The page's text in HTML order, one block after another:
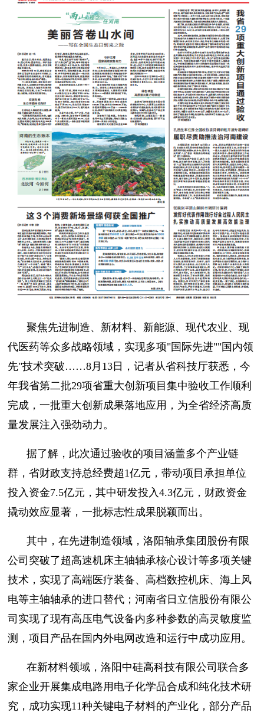
聚焦先进制造、新材料、新能源、现代农业、现
代医药等众多战略领域，实现多项"国际先进""国内领
先"技术突破……8月13日，记者从省科技厅获悉，今
年我省第二批29项省重大创新项目集中验收工作顺利
完成，一批重大创新成果落地应用，为全省经济高质
量发展注入强劲动力。
据了解，此次通过验收的项目涵盖多个产业链
群，省财政支持总经费超1亿元，带动项目承担单位
投入资金7.5亿元，其中研发投入4.3亿元，财政资金
撬动效应显著，一批标志性成果脱颖而出。
其中，在先进制造领域，洛阳轴承集团股份有限
公司突破了超高速机床主轴轴承核心设计等多项关键
技术，实现了高端医疗装备、高档数控机床、海上风
电等主轴轴承的进口替代；河南省日立信股份有限公
司实现了现有高压电气设备内多种参数的高灵敏度监
测，项目产品在国内外电网改造和运行中成功应用。
在新材料领域，洛阳中硅高科技有限公司联合多
家企业开展集成电路用电子化学品合成和纯化技术研
究，成功实现11种关键电子材料的产业化，部分产品